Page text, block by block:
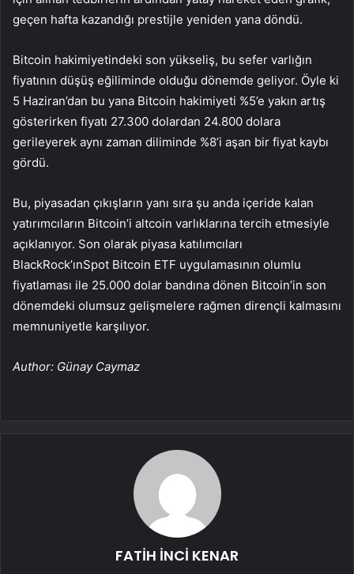
geçen hafta kazandığı prestijle yeniden yana döndü.
Bitcoin hakimiyetindeki son yükseliş, bu sefer varlığın
fiyatının düşüş eğiliminde olduğu dönemde geliyor. Öyle ki
5 Haziran’dan bu yana Bitcoin hakimiyeti %5’e yakın artış
gösterirken fiyatı 27.300 dolardan 24.800 dolara
gerileyerek aynı zaman diliminde %8’i aşan bir fiyat kaybı
gördü.
Bu, piyasadan çıkışların yanı sıra şu anda içeride kalan
yatırımcıların Bitcoin’i altcoin varlıklarına tercih etmesiyle
açıklanıyor. Son olarak piyasa katılımcıları
BlackRock’ınSpot Bitcoin ETF uygulamasının olumlu
fiyatlaması ile 25.000 dolar bandına dönen Bitcoin’in son
dönemdeki olumsuz gelişmelere rağmen dirençli kalmasını
memnuniyetle karşılıyor.
Author: Günay Caymaz
FATİH İNCİ KENAR